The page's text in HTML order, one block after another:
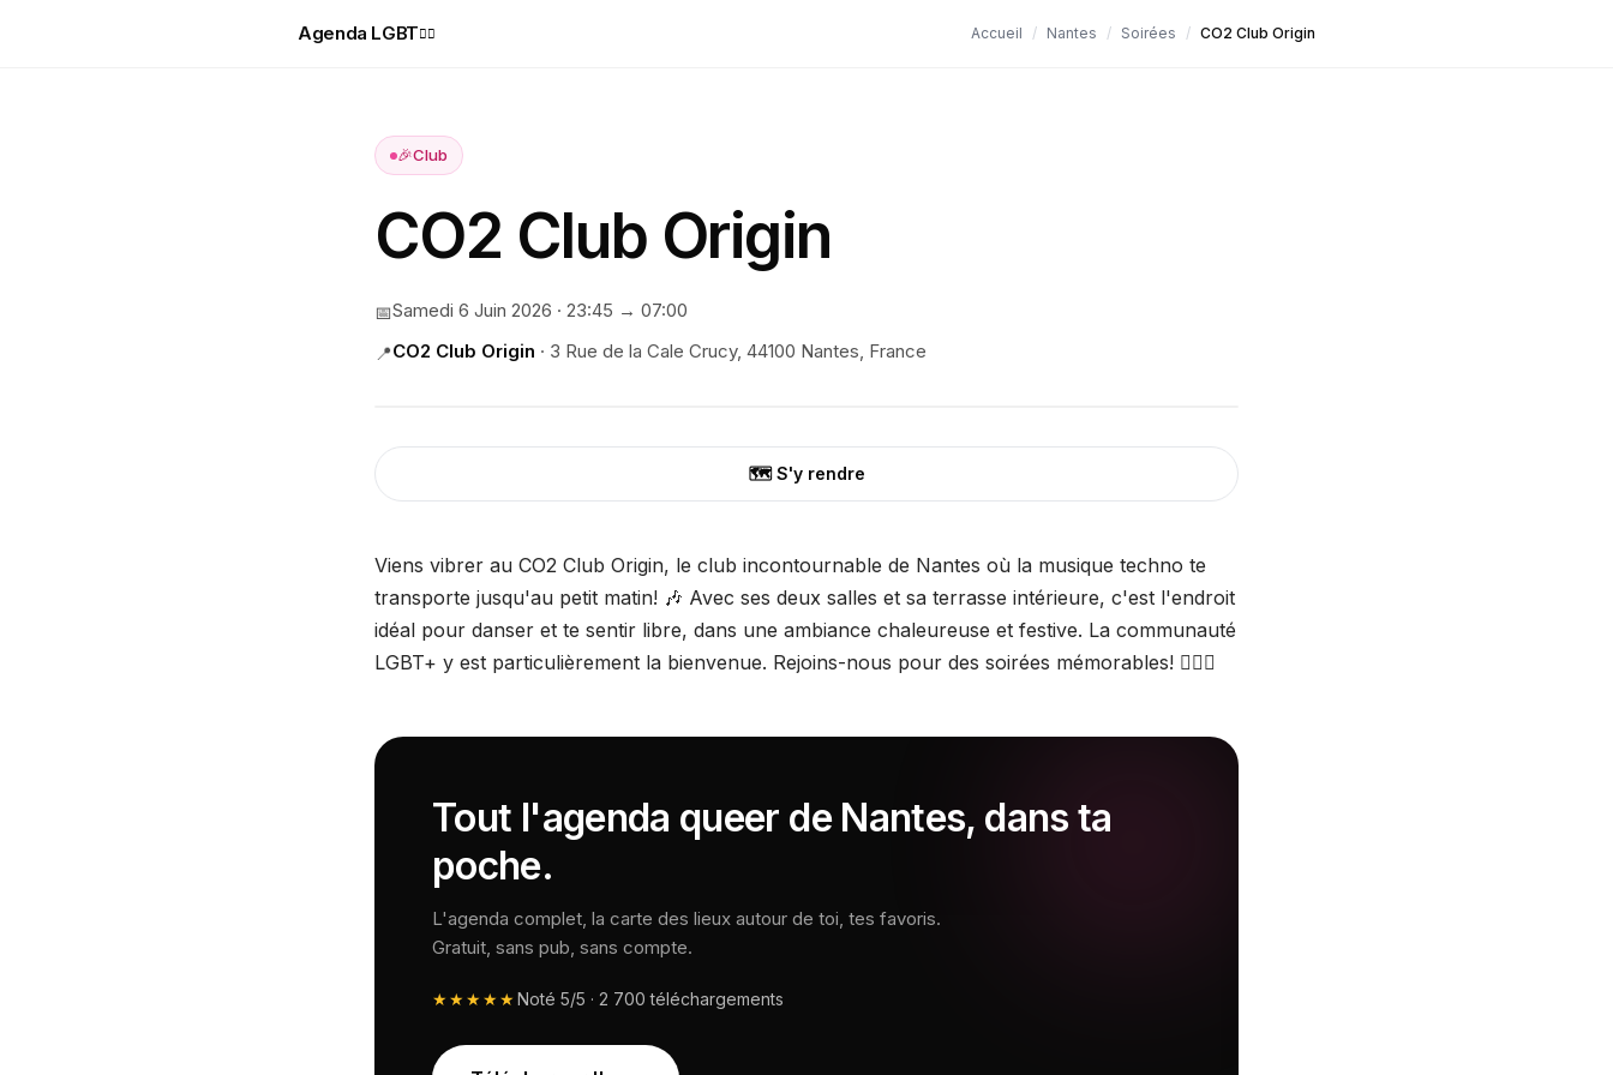
Agenda LGBT🏳️‍🌈 Accueil / Nantes / Soirées / CO2 Club Origin
🎉Club
CO2 Club Origin
📅Samedi 6 Juin 2026 · 23:45 → 07:00
📍CO2 Club Origin · 3 Rue de la Cale Crucy, 44100 Nantes, France
🗺️ S'y rendre
Viens vibrer au CO2 Club Origin, le club incontournable de Nantes où la musique techno te
transporte jusqu'au petit matin! 🎶 Avec ses deux salles et sa terrasse intérieure, c'est l'endroit
idéal pour danser et te sentir libre, dans une ambiance chaleureuse et festive. La communauté
LGBT+ y est particulièrement la bienvenue. Rejoins-nous pour des soirées mémorables! 🏳️‍🌈🎉
Tout l'agenda queer de Nantes, dans ta
poche.
L'agenda complet, la carte des lieux autour de toi, tes favoris.
Gratuit, sans pub, sans compte.
★★★★★Noté 5/5 · 2 700 téléchargements